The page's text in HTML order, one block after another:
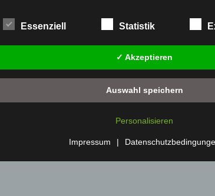
das Ordnen, die Speicherung, die Anpassung oder
das Abfragen, die Verwendung, die Offenlegung durch
oder eine andere Form der Bereitstellung, den Abgleich
die Einschränkung, das Löschen oder die Vernichtung.
d) Einschränkung der Verarbeitung
Einschränkung der Verarbeitung ist die Markierung
Profiling ist jede Art der automatisierten Verarbeitung
Daten, die darin besteht, dass diese
werden, um bestimmte persönliche Aspekte, die sich
Essenziell Statistik
✓ Akzeptieren
Auswahl speichern
Personalisieren
Impressum |